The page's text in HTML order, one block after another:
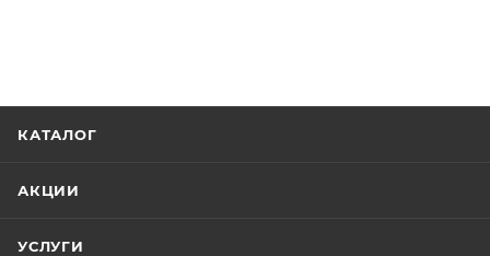
КАТАЛОГ
АКЦИИ
УСЛУГИ